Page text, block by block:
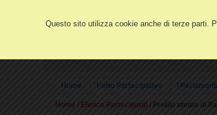
Questo sito utilizza cookie anche di terze parti.
Home Patto Partecipativo I
Home / Elenco Partecipanti / Profilo utente di